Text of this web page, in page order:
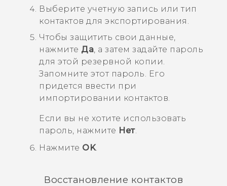
Выберите учетную запись или тип
контактов для экспортирования.
Чтобы защитить свои данные,
нажмите Да, а затем задайте пароль
для этой резервной копии.
Запомните этот пароль. Его
придется ввести при
импортировании контактов.
Если вы не хотите использовать
пароль, нажмите Нет.
Нажмите OK.
Восстановление контактов